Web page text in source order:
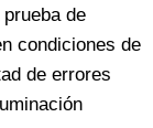
de
condiciones de
de errores